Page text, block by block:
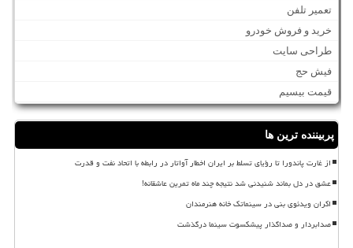
تعمیر تلفن
خرید و فروش خودرو
طراحی سایت
فیش حج
قیمت بیسیم
پربیننده ترین ها
از غارت پاندورا تا رؤیای تسلط بر ایران اخطار آواتار در رابطه با اتحاد نفت و قدرت
عشق در دل بماند شنیدنی شد نتیجه چند ماه تمرین عاشقانه!
اکران ویدئوی بنی در سینماتک خانه هنرمندان
صدابردار و صداگذار پیشکسوت سینما درگذشت